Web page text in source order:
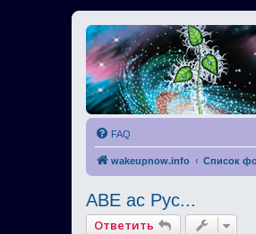
FAQ
wakeupnow.info Список
АВЕ ас Рус...
Ответить